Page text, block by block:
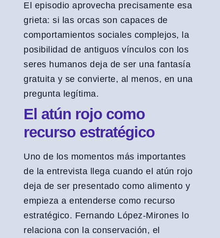
El episodio aprovecha precisamente esa
grieta: si las orcas son capaces de
comportamientos sociales complejos, la
posibilidad de antiguos vínculos con los
seres humanos deja de ser una fantasía
gratuita y se convierte, al menos, en una
pregunta legítima.
El atún rojo como
recurso estratégico
Uno de los momentos más importantes
de la entrevista llega cuando el atún rojo
deja de ser presentado como alimento y
empieza a entenderse como recurso
estratégico. Fernando López-Mirones lo
relaciona con la conservación, el